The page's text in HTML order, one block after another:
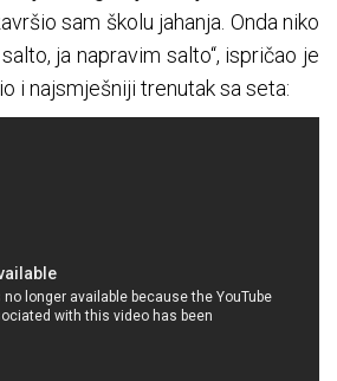
sam školu jahanja. Onda niko
ja napravim salto“, ispričao je
i najsmješniji trenutak sa seta: